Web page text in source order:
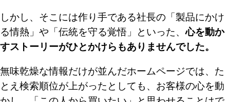
しかし、そこには作り手である社長の「製品にかけ
る情熱」や「伝統を守る覚悟」といった、心を動か
すストーリーがひとかけらもありませんでした。
無味乾燥な情報だけが並んだホームページでは、た
とえ検索順位が上がったとしても、お客様の心を動